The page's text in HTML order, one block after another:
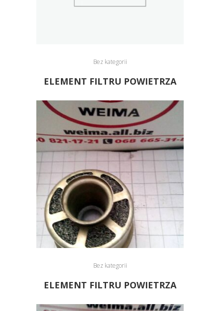
Bez kategorii
ELEMENT FILTRU POWIETRZA
Bez kategorii
ELEMENT FILTRU POWIETRZA